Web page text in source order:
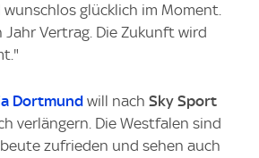
glücklich im Moment.
Jahr Vertrag. Die Zukunft wird
Dortmund will nach Sky Sport
verlängern. Die Westfalen sind
zufrieden und sehen auch